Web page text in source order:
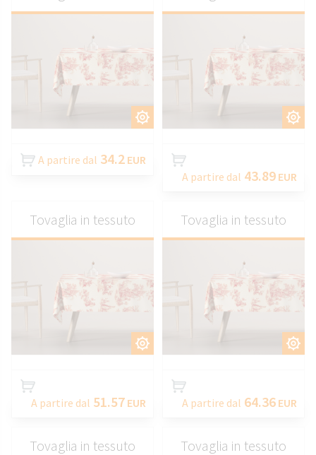
A partire dal 34.2 EUR
A partire dal 43.89 EUR
Tovaglia in tessuto
A partire dal 51.57 EUR
Tovaglia in tessuto
A partire dal 64.36 EUR
Tovaglia in tessuto Tovaglia in tessuto